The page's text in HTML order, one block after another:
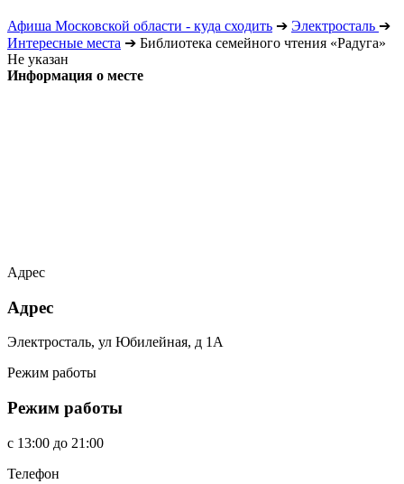
Афиша Московской области - куда сходить ➔ Электросталь ➔
Интересные места ➔ Библиотека семейного чтения «Радуга»
Не указан
Информация о месте
Адрес
Адрес
Электросталь, ул Юбилейная, д 1А
Режим работы
Режим работы
c 13:00 до 21:00
Телефон